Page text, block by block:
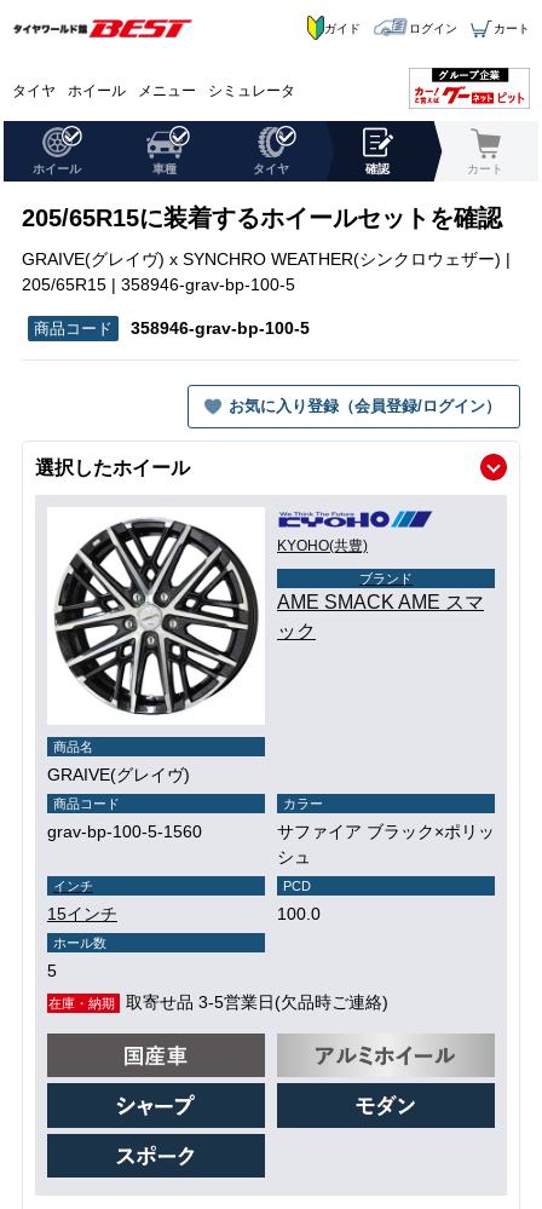
タイヤ ホイール メニュー シミュレータ
ガイド ログイン カート
ホイール 車種 タイヤ 確認 カート
205/65R15に装着するホイールセットを確認
GRAIVE(グレイヴ) x SYNCHRO WEATHER(シンクロウェザー) |
205/65R15 | 358946-grav-bp-100-5
358946-grav-bp-100-5
お気に入り登録（会員登録/ログイン）
選択したホイール
KYOHO(共豊)
ブランド
AME SMACK AME スマ
ック
商品名
GRAIVE(グレイヴ)
商品コード
grav-bp-100-5-1560
カラー
サファイア ブラック×ポリッ
シュ
インチ
15インチ
PCD
100.0
ホール数
5
在庫・納期 取寄せ品 3-5営業日(欠品時ご連絡)